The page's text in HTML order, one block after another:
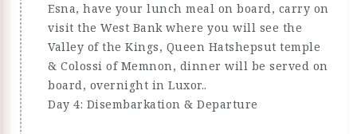
Esna, have your lunch meal on board, carry on
visit the West Bank where you will see the
Valley of the Kings, Queen Hatshepsut temple
& Colossi of Memnon, dinner will be served on
board, overnight in Luxor..
Day 4: Disembarkation & Departure